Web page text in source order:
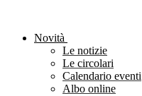
Novità
Le notizie
Le circolari
Calendario eventi
Albo online